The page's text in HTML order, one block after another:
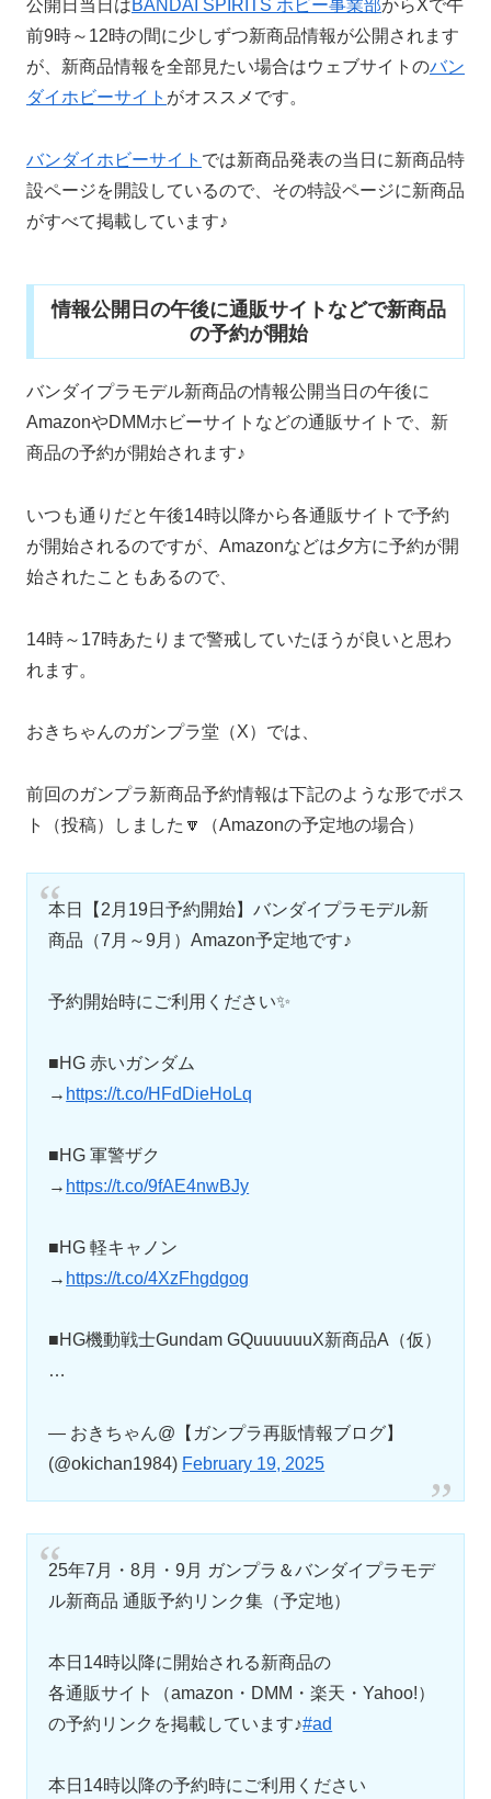
公開日当日はBANDAI SPIRITS ホビー事業部からXで午
前9時～12時の間に少しずつ新商品情報が公開されます
が、新商品情報を全部見たい場合はウェブサイトのバン
ダイホビーサイト がオススメです。
バンダイホビーサイト では新商品発表の当日に新商品特
設ページを開設しているので、その特設ページに新商品
がすべて掲載しています♪
情報公開日の午後に通販サイトなどで新商品
の予約が開始
バンダイプラモデル新商品の情報公開当日の午後に
AmazonやDMMホビーサイトなどの通販サイトで、新
商品の予約が開始されます♪
いつも通りだと午後14時以降から各通販サイトで予約
が開始されるのですが、Amazonなどは夕方に予約が開
始されたこともあるので、
14時～17時あたりまで警戒していたほうが良いと思わ
れます。
おきちゃんのガンプラ堂（X）では、
前回のガンプラ新商品予約情報は下記のような形でポス
ト（投稿）しました🔽（Amazonの予定地の場合）
本日【2月19日予約開始】バンダイプラモデル新
商品（7月～9月）Amazon予定地です♪
予約開始時にご利用ください✨
■HG 赤いガンダム
→ https://t.co/HFdDieHoLq
■HG 軍警ザク
→ https://t.co/9fAE4nwBJy
■HG 軽キャノン
→ https://t.co/4XzFhgdgog
■HG機動戦士Gundam GQuuuuuuX新商品A（仮）
…
— おきちゃん@【ガンプラ再販情報ブログ】
(@okichan1984) February 19, 2025
25年7月・8月・9月 ガンプラ＆バンダイプラモデ
ル新商品 通販予約リンク集（予定地）
本日14時以降に開始される新商品の
各通販サイト（amazon・DMM・楽天・Yahoo!）
の予約リンクを掲載しています♪#ad
本日14時以降の予約時にご利用ください